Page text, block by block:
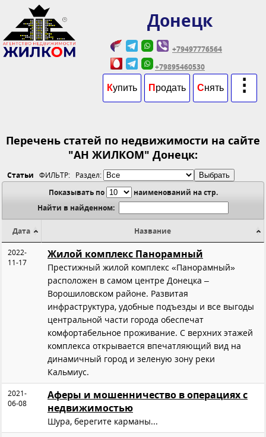
Донецк
+79497776564
+79895460530
Купить П родать Снять ⋮
Перечень статей по недвижимости на сайте
"АН ЖИЛКОМ" Донецк:
Статьи ФИЛЬТР: Раздел:
Показывать по
наименований на стр.
Найти в найденном:
Дата Название
2022-
11-17
Жилой комплекс Панорамный
Престижный жилой комплекс «Панорамный»
расположен в самом центре Донецка –
Ворошиловском районе. Развитая
инфраструктура, удобные подъезды и все выгоды
центральной части города обеспечат
комфортабельное проживание. С верхних этажей
комплекса открывается впечатляющий вид на
динамичный город и зеленую зону реки
Кальмиус.
2021-
06-08
Аферы и мошенничество в операциях с
недвижимостью
Шура, берегите карманы...